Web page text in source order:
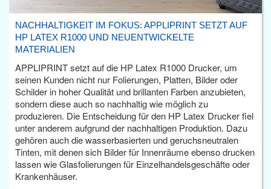
NACHHALTIGKEIT IM FOKUS: APPLIPRINT SETZT AUF
HP LATEX R1000 UND NEUENTWICKELTE
MATERIALIEN
APPLIPRINT setzt auf die HP Latex R1000 Drucker, um
seinen Kunden nicht nur Folierungen, Platten, Bilder oder
Schilder in hoher Qualität und brillanten Farben anzubieten,
sondern diese auch so nachhaltig wie möglich zu
produzieren. Die Entscheidung für den HP Latex Drucker fiel
unter anderem aufgrund der nachhaltigen Produktion. Dazu
gehören auch die wasserbasierten und geruchsneutralen
Tinten, mit denen sich Bilder für Innenräume ebenso drucken
lassen wie Glasfolierungen für Einzelhandelsgeschäfte oder
Krankenhäuser.